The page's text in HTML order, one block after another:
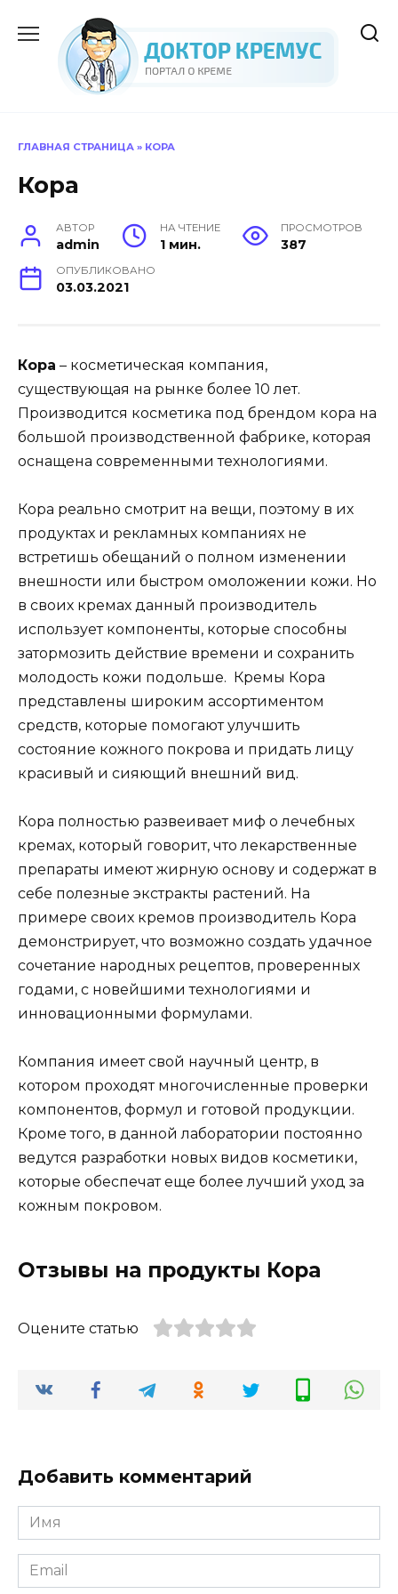
содержанию
ГЛАВНАЯ СТРАНИЦА » КОРА
Кора
АВТОР
admin
НА ЧТЕНИЕ
1 мин.
ПРОСМОТРОВ
387
ОПУБЛИКОВАНО
03.03.2021
Кора – косметическая компания,
существующая на рынке более 10 лет.
Производится косметика под брендом кора на
большой производственной фабрике, которая
оснащена современными технологиями.
Кора реально смотрит на вещи, поэтому в их
продуктах и рекламных компаниях не
встретишь обещаний о полном изменении
внешности или быстром омоложении кожи. Но
в своих кремах данный производитель
использует компоненты, которые способны
затормозить действие времени и сохранить
молодость кожи подольше. Кремы Кора
представлены широким ассортиментом
средств, которые помогают улучшить
состояние кожного покрова и придать лицу
красивый и сияющий внешний вид.
Кора полностью развеивает миф о лечебных
кремах, который говорит, что лекарственные
препараты имеют жирную основу и содержат в
себе полезные экстракты растений. На
примере своих кремов производитель Кора
демонстрирует, что возможно создать удачное
сочетание народных рецептов, проверенных
годами, с новейшими технологиями и
инновационными формулами.
Компания имеет свой научный центр, в
котором проходят многочисленные проверки
компонентов, формул и готовой продукции.
Кроме того, в данной лаборатории постоянно
ведутся разработки новых видов косметики,
которые обеспечат еще более лучший уход за
кожным покровом.
Отзывы на продукты Кора
Оцените статью
Добавить комментарий
Имя
*
Email
*